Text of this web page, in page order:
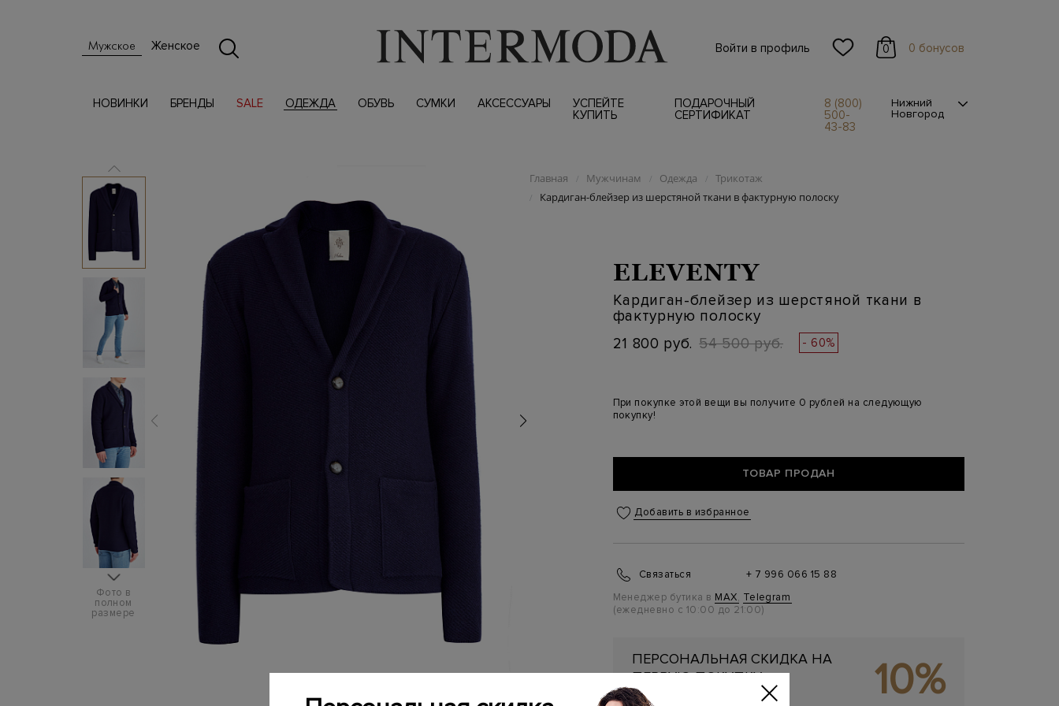
Мужское Женское Войти в профиль 0 0 бонусов
НОВИНКИ БРЕНДЫ SALE ОДЕЖДА ОБУВЬ СУМКИ АКСЕССУАРЫ
УСПЕЙТЕ
КУПИТЬ
ПОДАРОЧНЫЙ
СЕРТИФИКАТ
8 (800)
500-
43-83
Нижний
Новгород
Фото в
полном
размере
Главная / Мужчинам / Одежда / Трикотаж
/ Кардиган-блейзер из шерстяной ткани в фактурную полоску
ELEVENTY
Кардиган-блейзер из шерстяной ткани в
фактурную полоску
21 800 руб. 54 500 руб. - 60%
При покупке этой вещи вы получите 0 рублей на следующую
покупку!
ТОВАР ПРОДАН
Добавить в избранное
Связаться
+ 7 996 066 15 88
Менеджер бутика в MAX, Telegram
(ежедневно с 10:00 до 21:00)
ПЕРСОНАЛЬНАЯ СКИДКА НА
ПЕРВУЮ ПОКУПКУ
Подробнее 10%